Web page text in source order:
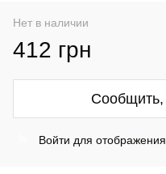
Нет в наличии
412 грн
Сообщить,
Войти для